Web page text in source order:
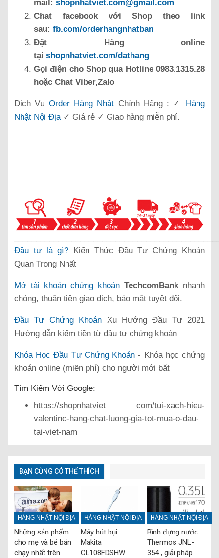
mail: shopnhatviet.com@gmail.com
Chat facebook với Shop theo link
sau: fb.com/orderhangnhatban
Đặt Hàng online
tại shopnhatviet.com/dathang
Gọi điện cho Shop qua Hotline 0983.1315.28
hoặc Chat Viber,Zalo
Dịch Vụ Order Hàng Nhật Chính Hãng : ✓ Hàng
Nhật Nội Địa✓ Giá rẻ ✓ Giao hàng miễn phí.
Đầu tư là gì? Kiến Thức Đầu Tư Chứng Khoán
Quan Trọng Nhất
Mở tài khoản chứng khoán TechcomBank nhanh
chóng, thuận tiện giao dịch, bảo mật tuyệt đối.
Đầu Tư Chứng Khoán Xu Hướng Đầu Tư 2021
Hướng dẫn kiếm tiền từ đầu tư chứng khoán
Khóa Học Đầu Tư Chứng Khoán - Khóa học chứng
khoán online (miễn phí) cho người mới bắt
Tìm Kiếm Với Google:
https://shopnhatviet com/tui-xach-hieu-
valentino-hang-chat-luong-gia-tot-mua-o-dau-
tai-viet-nam
BẠN CŨNG CÓ THỂ THÍCH
HÀNG NHẬT NỘI ĐỊA
Những sản phẩm
cho mẹ và bé bán
chạy nhất trên
HÀNG NHẬT NỘI ĐỊA
Máy hút bụi
Makita
CL108FDSHW
HÀNG NHẬT NỘI ĐỊA
Bình đựng nước
Thermos JNL-
354 , giải pháp